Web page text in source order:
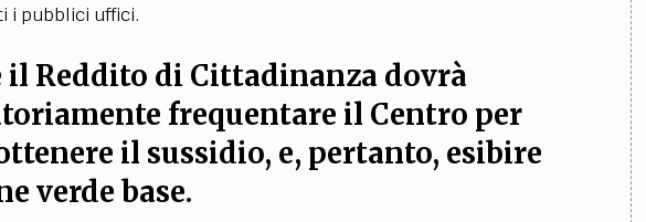
i pubblici uffici.
il Reddito di Cittadinanza dovrà
frequentare il Centro per
il sussidio, e, pertanto, esibire
verde base.